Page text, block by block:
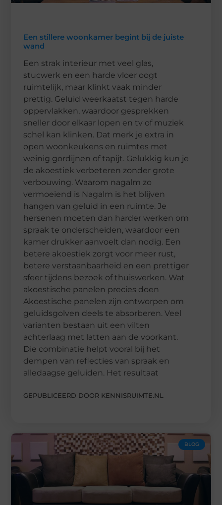
Een stillere woonkamer begint bij de juiste
wand
Een strak interieur met veel glas,
stucwerk en een harde vloer oogt
ruimtelijk, maar klinkt vaak minder
prettig. Geluid weerkaatst tegen harde
oppervlakken, waardoor gesprekken
sneller door elkaar lopen en tv of muziek
schel kan klinken. Dat merk je extra in
open woonkeukens en ruimtes met
weinig gordijnen of tapijt. Gelukkig kun je
de akoestiek verbeteren zonder grote
verbouwing. Waarom nagalm zo
vermoeiend is Nagalm is het blijven
hangen van geluid in een ruimte. Je
hersenen moeten dan harder werken om
spraak te onderscheiden, waardoor een
kamer drukker aanvoelt dan nodig. Een
betere akoestiek zorgt voor meer rust,
betere verstaanbaarheid en een prettiger
sfeer tijdens bezoek of thuiswerken. Wat
akoestische panelen precies doen
Akoestische panelen zijn ontworpen om
geluidsgolven deels te absorberen. Veel
varianten bestaan uit een vilten
achterlaag met latten aan de voorkant.
Die combinatie helpt vooral bij het
dempen van reflecties van spraak en
alledaagse geluiden. Het resultaat
GEPUBLICEERD DOOR KENNISRUIMTE.NL
BLOG